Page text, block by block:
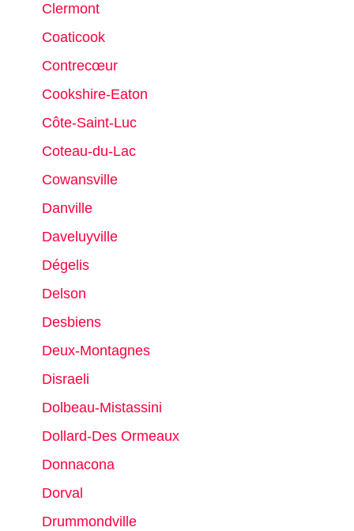
Clermont
Coaticook
Contrecœur
Cookshire-Eaton
Côte-Saint-Luc
Coteau-du-Lac
Cowansville
Danville
Daveluyville
Dégelis
Delson
Desbiens
Deux-Montagnes
Disraeli
Dolbeau-Mistassini
Dollard-Des Ormeaux
Donnacona
Dorval
Drummondville